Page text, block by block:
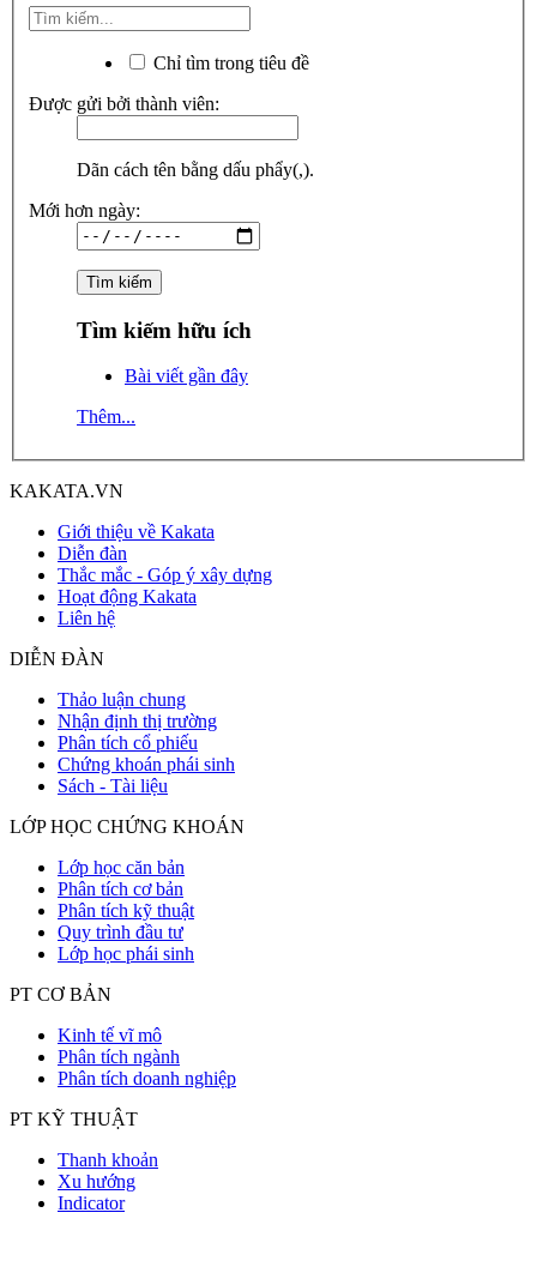
Chỉ tìm trong tiêu đề
Được gửi bởi thành viên:
Dãn cách tên bằng dấu phẩy(,).
Mới hơn ngày:
Tìm kiếm hữu ích
Bài viết gần đây
Thêm...
KAKATA.VN
Giới thiệu về Kakata
Diễn đàn
Thắc mắc - Góp ý xây dựng
Hoạt động Kakata
Liên hệ
DIỄN ĐÀN
Thảo luận chung
Nhận định thị trường
Phân tích cổ phiếu
Chứng khoán phái sinh
Sách - Tài liệu
LỚP HỌC CHỨNG KHOÁN
Lớp học căn bản
Phân tích cơ bản
Phân tích kỹ thuật
Quy trình đầu tư
Lớp học phái sinh
PT CƠ BẢN
Kinh tế vĩ mô
Phân tích ngành
Phân tích doanh nghiệp
PT KỸ THUẬT
Thanh khoản
Xu hướng
Indicator